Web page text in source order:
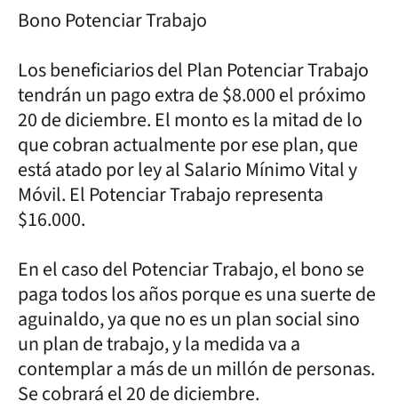
Bono Potenciar Trabajo
Los beneficiarios del Plan Potenciar Trabajo
tendrán un pago extra de $8.000 el próximo
20 de diciembre. El monto es la mitad de lo
que cobran actualmente por ese plan, que
está atado por ley al Salario Mínimo Vital y
Móvil. El Potenciar Trabajo representa
$16.000.
En el caso del Potenciar Trabajo, el bono se
paga todos los años porque es una suerte de
aguinaldo, ya que no es un plan social sino
un plan de trabajo, y la medida va a
contemplar a más de un millón de personas.
Se cobrará el 20 de diciembre.